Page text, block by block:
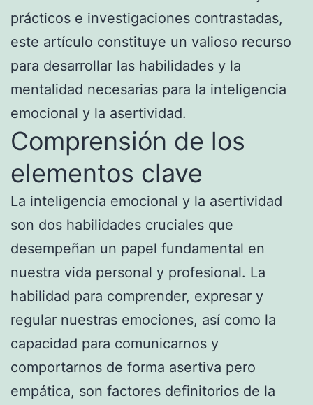
prácticos e investigaciones contrastadas,
este artículo constituye un valioso recurso
para desarrollar las habilidades y la
mentalidad necesarias para la inteligencia
emocional y la asertividad.
Comprensión de los
elementos clave
La inteligencia emocional y la asertividad
son dos habilidades cruciales que
desempeñan un papel fundamental en
nuestra vida personal y profesional. La
habilidad para comprender, expresar y
regular nuestras emociones, así como la
capacidad para comunicarnos y
comportarnos de forma asertiva pero
empática, son factores definitorios de la